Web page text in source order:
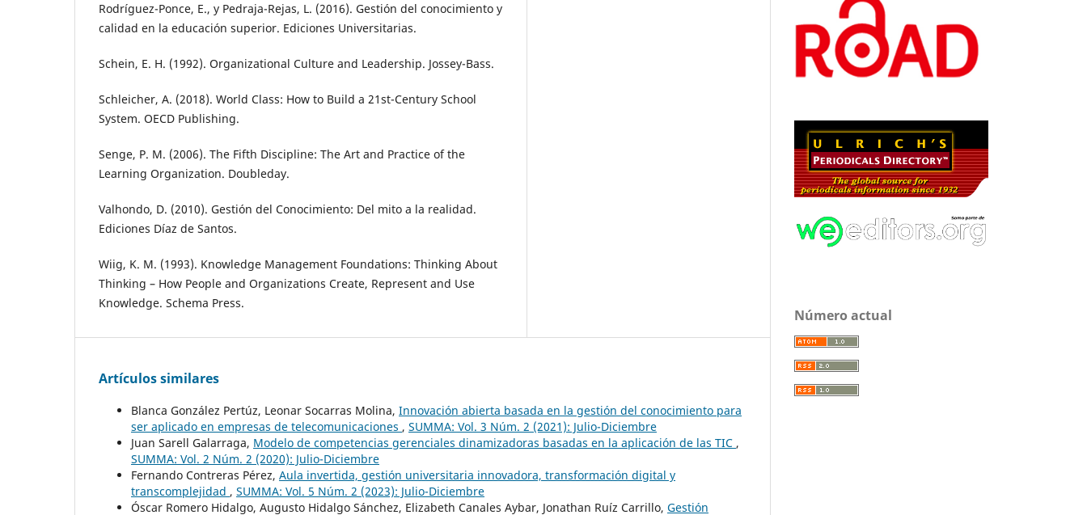
Rodríguez-Ponce, E., y Pedraja-Rejas, L. (2016). Gestión del conocimiento y
calidad en la educación superior. Ediciones Universitarias.
Schein, E. H. (1992). Organizational Culture and Leadership. Jossey-Bass.
Schleicher, A. (2018). World Class: How to Build a 21st-Century School
System. OECD Publishing.
Senge, P. M. (2006). The Fifth Discipline: The Art and Practice of the
Learning Organization. Doubleday.
Valhondo, D. (2010). Gestión del Conocimiento: Del mito a la realidad.
Ediciones Díaz de Santos.
Wiig, K. M. (1993). Knowledge Management Foundations: Thinking About
Thinking – How People and Organizations Create, Represent and Use
Knowledge. Schema Press.
Artículos similares
Blanca González Pertúz, Leonar Socarras Molina, Innovación abierta basada en la gestión del conocimiento para
ser aplicado en empresas de telecomunicaciones , SUMMA: Vol. 3 Núm. 2 (2021): Julio-Diciembre
Juan Sarell Galarraga, Modelo de competencias gerenciales dinamizadoras basadas en la aplicación de las TIC ,
SUMMA: Vol. 2 Núm. 2 (2020): Julio-Diciembre
Fernando Contreras Pérez, Aula invertida, gestión universitaria innovadora, transformación digital y
transcomplejidad , SUMMA: Vol. 5 Núm. 2 (2023): Julio-Diciembre
Óscar Romero Hidalgo, Augusto Hidalgo Sánchez, Elizabeth Canales Aybar, Jonathan Ruíz Carrillo, Gestión
Número actual